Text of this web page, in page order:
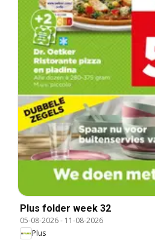
Plus folder week 32
05-08-2026- 11-08-2026
Plus